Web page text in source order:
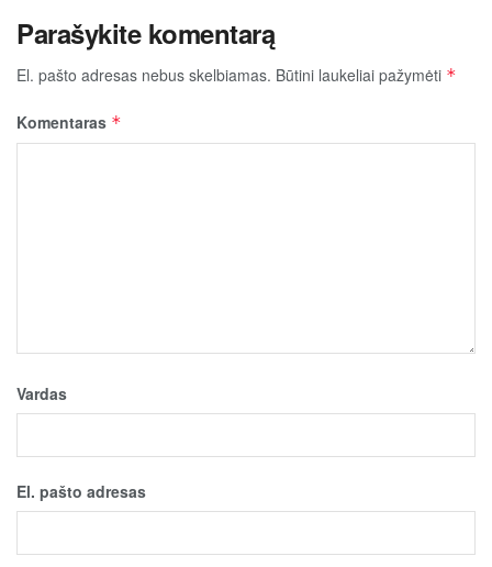
Parašykite komentarą
El. pašto adresas nebus skelbiamas. Būtini laukeliai pažymėti *
Komentaras *
Vardas
El. pašto adresas